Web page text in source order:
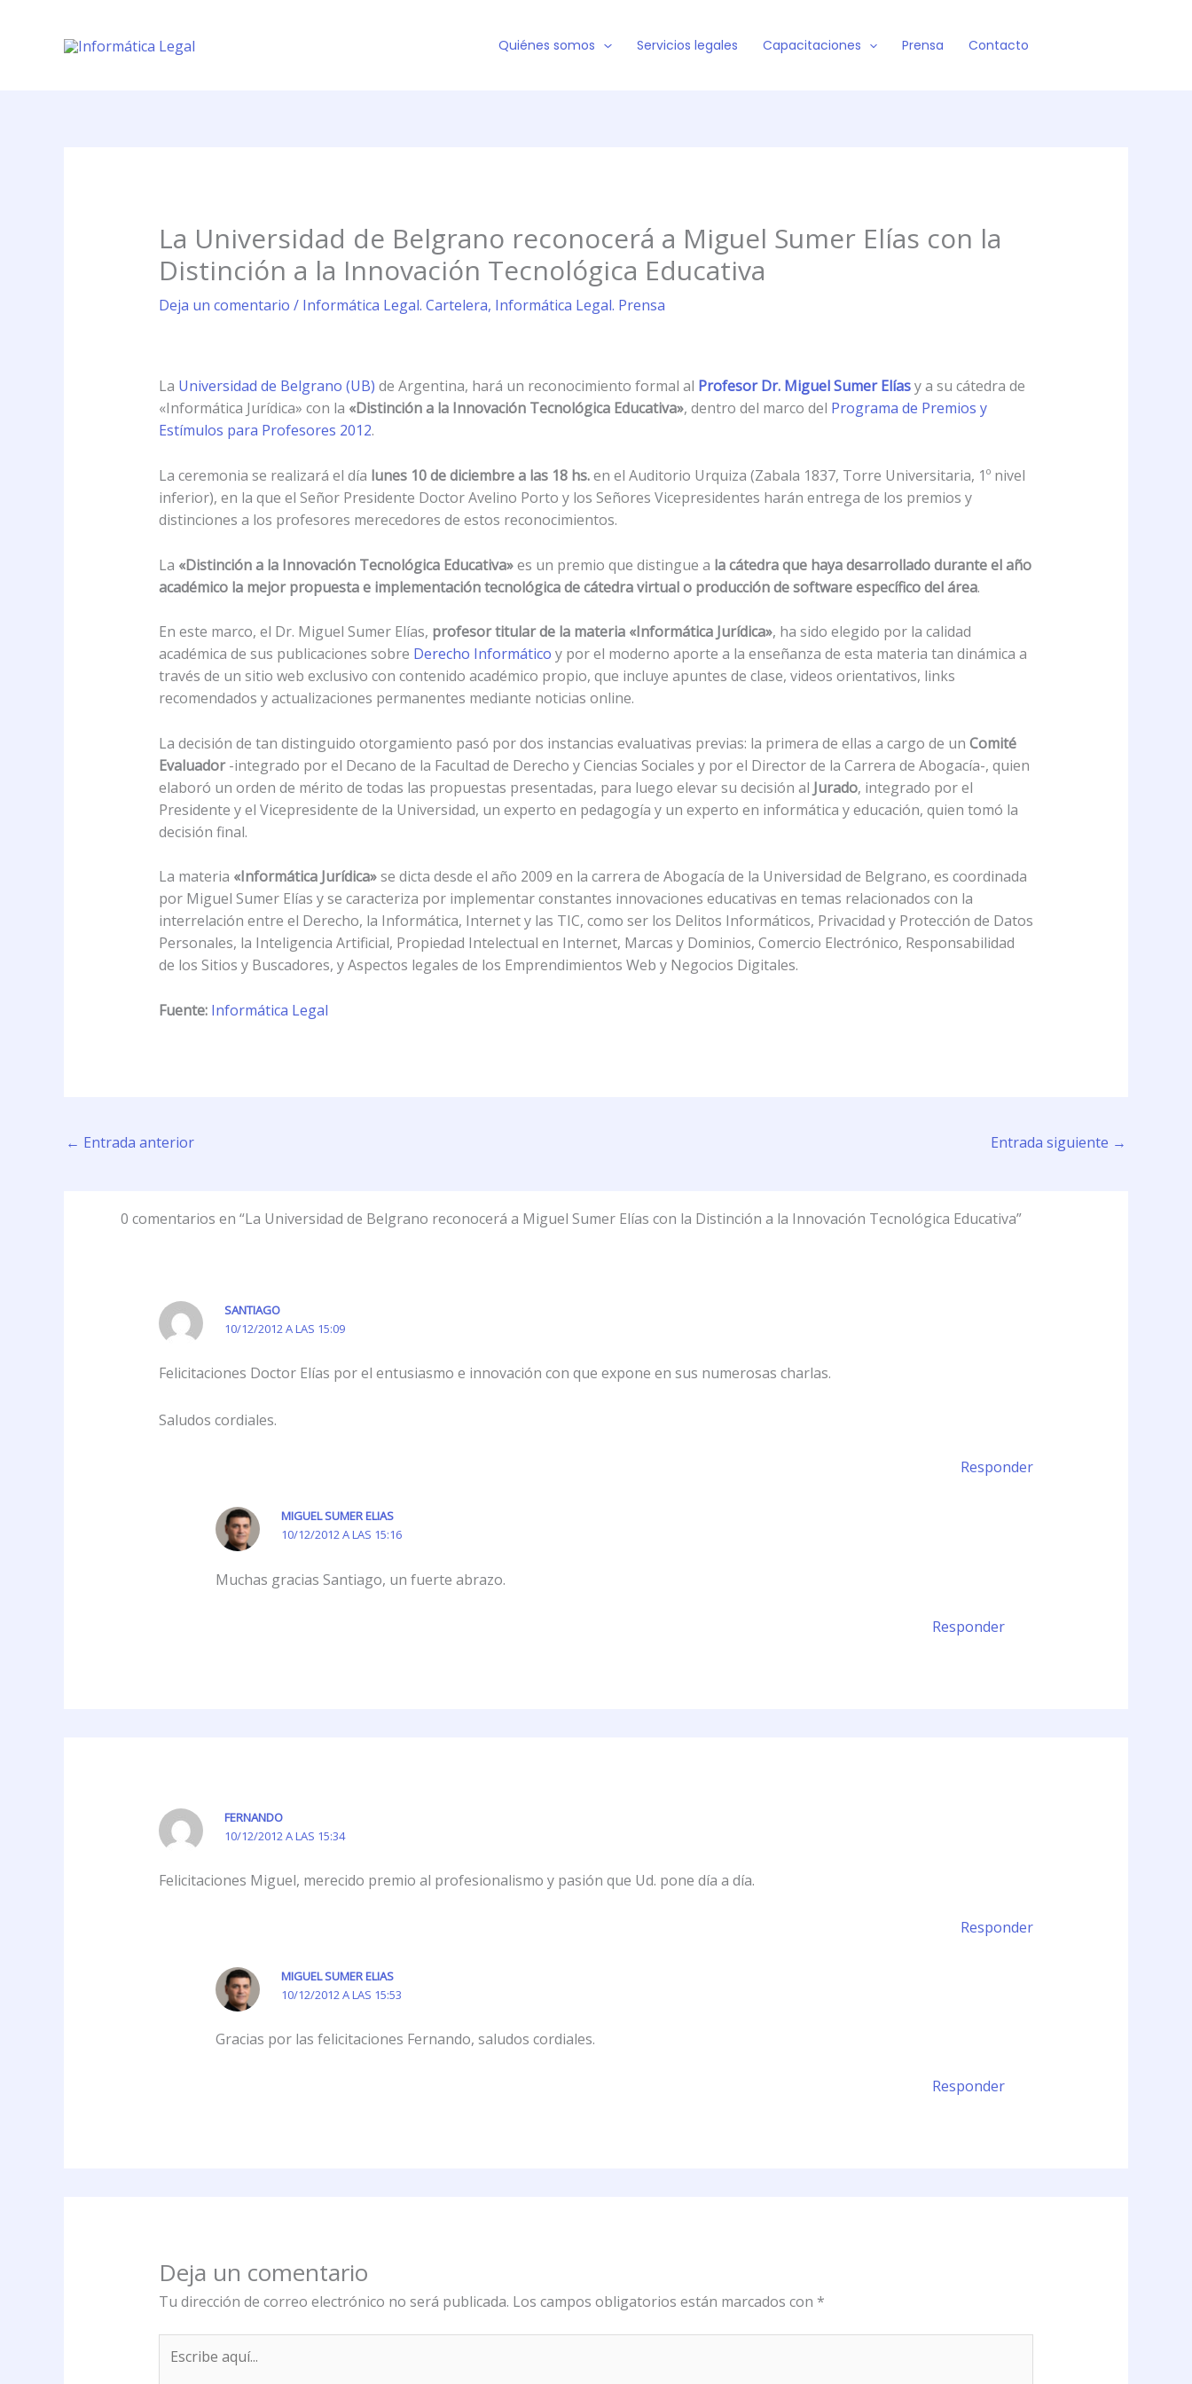
contenido
Quiénes somos Servicios legales Capacitaciones Prensa Contacto
La Universidad de Belgrano reconocerá a Miguel Sumer Elías con la
Distinción a la Innovación Tecnológica Educativa
Deja un comentario / Informática Legal. Cartelera, Informática Legal. Prensa
La Universidad de Belgrano (UB) de Argentina, hará un reconocimiento formal al Profesor Dr. Miguel Sumer Elíasy a su cátedra de
«Informática Jurídica» con la «Distinción a la Innovación Tecnológica Educativa», dentro del marco del Programa de Premios y
Estímulos para Profesores 2012.
La ceremonia se realizará el día lunes 10 de diciembre a las 18 hs.en el Auditorio Urquiza (Zabala 1837, Torre Universitaria, 1º nivel
inferior), en la que el Señor Presidente Doctor Avelino Porto y los Señores Vicepresidentes harán entrega de los premios y
distinciones a los profesores merecedores de estos reconocimientos.
La «Distinción a la Innovación Tecnológica Educativa»es un premio que distingue a la cátedra que haya desarrollado durante el año
académico la mejor propuesta e implementación tecnológica de cátedra virtual o producción de software específico del área.
En este marco, el Dr. Miguel Sumer Elías, profesor titular de la materia «Informática Jurídica», ha sido elegido por la calidad
académica de sus publicaciones sobre Derecho Informático y por el moderno aporte a la enseñanza de esta materia tan dinámica a
través de un sitio web exclusivo con contenido académico propio, que incluye apuntes de clase, videos orientativos, links
recomendados y actualizaciones permanentes mediante noticias online.
La decisión de tan distinguido otorgamiento pasó por dos instancias evaluativas previas: la primera de ellas a cargo de un Comité
Evaluador-integrado por el Decano de la Facultad de Derecho y Ciencias Sociales y por el Director de la Carrera de Abogacía-, quien
elaboró un orden de mérito de todas las propuestas presentadas, para luego elevar su decisión al Jurado, integrado por el
Presidente y el Vicepresidente de la Universidad, un experto en pedagogía y un experto en informática y educación, quien tomó la
decisión final.
La materia «Informática Jurídica»se dicta desde el año 2009 en la carrera de Abogacía de la Universidad de Belgrano, es coordinada
por Miguel Sumer Elías y se caracteriza por implementar constantes innovaciones educativas en temas relacionados con la
interrelación entre el Derecho, la Informática, Internet y las TIC, como ser los Delitos Informáticos, Privacidad y Protección de Datos
Personales, la Inteligencia Artificial, Propiedad Intelectual en Internet, Marcas y Dominios, Comercio Electrónico, Responsabilidad
de los Sitios y Buscadores, y Aspectos legales de los Emprendimientos Web y Negocios Digitales.
Fuente: Informática Legal
← Entrada anterior Entrada siguiente →
0 comentarios en “La Universidad de Belgrano reconocerá a Miguel Sumer Elías con la Distinción a la Innovación Tecnológica Educativa”
SANTIAGO
10/12/2012 A LAS 15:09
Felicitaciones Doctor Elías por el entusiasmo e innovación con que expone en sus numerosas charlas.
Saludos cordiales.
Responder
MIGUEL SUMER ELIAS
10/12/2012 A LAS 15:16
Muchas gracias Santiago, un fuerte abrazo.
Responder
FERNANDO
10/12/2012 A LAS 15:34
Felicitaciones Miguel, merecido premio al profesionalismo y pasión que Ud. pone día a día.
Responder
MIGUEL SUMER ELIAS
10/12/2012 A LAS 15:53
Gracias por las felicitaciones Fernando, saludos cordiales.
Responder
Deja un comentario
Tu dirección de correo electrónico no será publicada. Los campos obligatorios están marcados con *
aquí...